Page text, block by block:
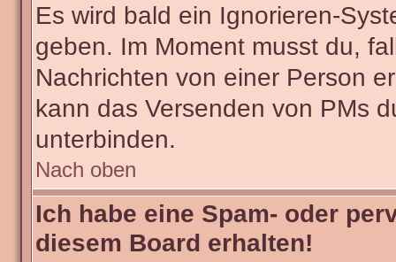
Es wird bald ein Ignorieren-
geben. Im Moment musst du,
Nachrichten von einer Person
kann das Versenden von PMs
unterbinden.
Nach oben
Ich habe eine Spam- oder
diesem Board erhalten!